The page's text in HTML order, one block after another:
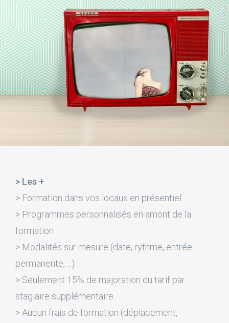
> Les +
> Formation dans vos locaux en présentiel
> Programmes personnalisés en amont de la
formation
> Modalités sur mesure (date, rythme, entrée
permanente, ...)
> Seulement 15% de majoration du tarif par
stagiaire supplémentaire
> Aucun frais de formation (déplacement,